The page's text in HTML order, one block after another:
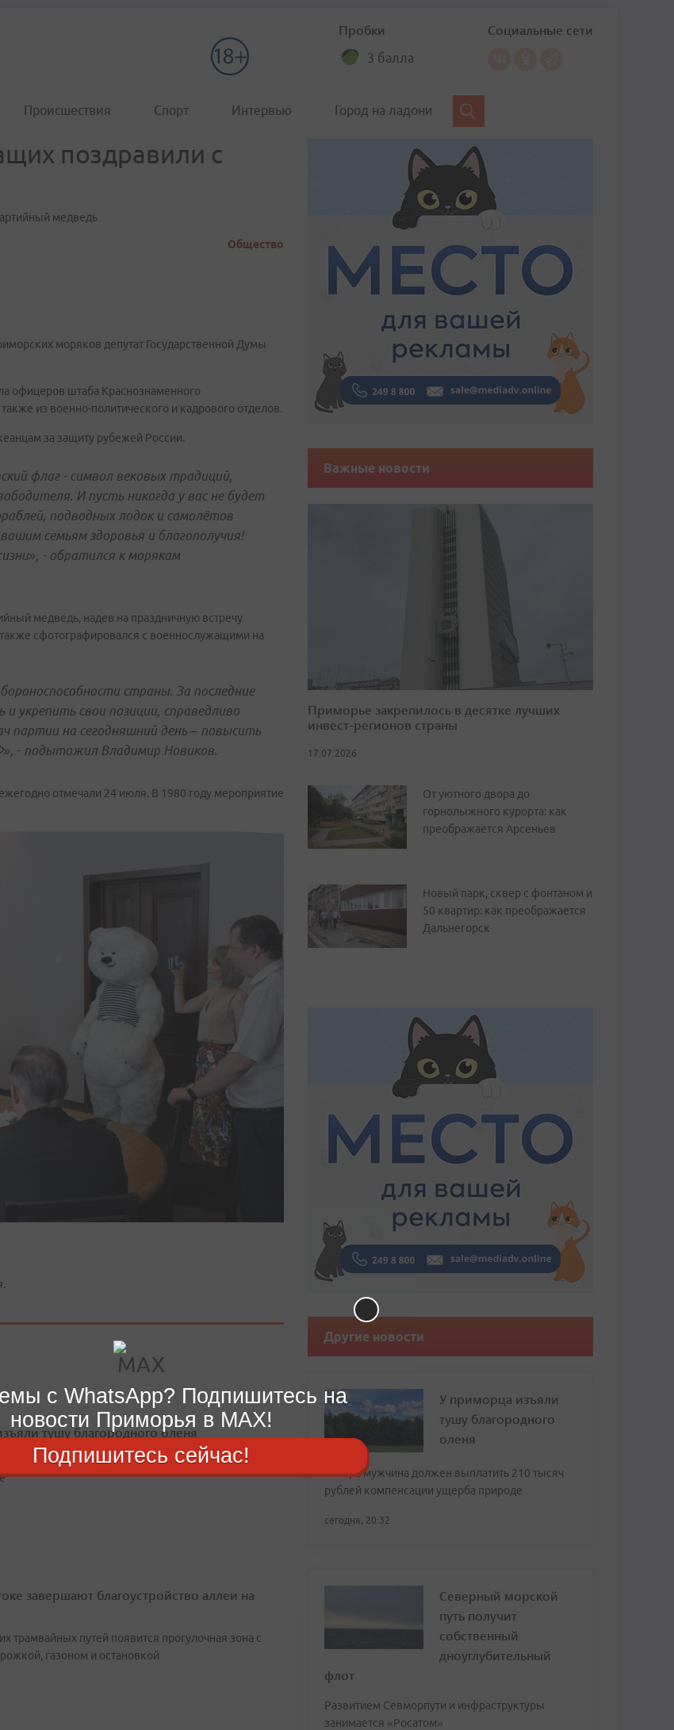
Пробки
3 балла
Социальные сети
Происшествия Спорт Интервью Город на ладони
поздравили с
медведь
Общество
моряков депутат Государственной Думы
офицеров штаба Краснознаменного
из военно-политического и кадрового отделов.
за защиту рубежей России.
флаг - символ вековых традиций,
И пусть никогда у вас не будет
подводных лодок и самолётов
семьям здоровья и благополучия!
- обратился к морякам
медведь, надев на праздничную встречу
сфотографировался с военнослужащими на
страны. За последние
укрепить свои позиции, справедливо
партии на сегодняшний день – повысить
- подытожил Владимир Новиков.
отмечали 24 июля. В 1980 году мероприятие
тушу благородного оленя
должен выплатить 210 тысяч рублей компенсации
завершают благоустройство аллеи на
трамвайных путей появится прогулочная зона с
газоном и остановкой
Важные новости
Приморье закрепилось в десятке лучших
инвест-регионов страны
17.07.2026
От уютного двора до
горнолыжного курорта: как
преображается Арсеньев
Новый парк, сквер с фонтаном и
50 квартир: как преображается
Дальнегорск
Другие новости
У приморца изъяли
тушу благородного
оленя
Теперь мужчина должен выплатить 210 тысяч
рублей компенсации ущерба природе
сегодня, 20:32
Северный морской
путь получит
собственный
дноуглубительный
флот
Развитием Севморпути и инфраструктуры
занимается «Росатом»
с WhatsApp? Подпишитесь на
новости Приморья в MAX!
Подпишитесь сейчас!